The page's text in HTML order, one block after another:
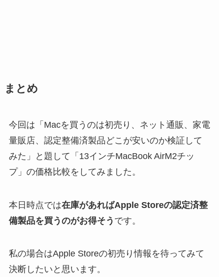
まとめ
今回は「Macを買うのは初売り、ネット通販、家電
量販店、認定整備済製品どこが安いのか検証して
みた」と題して「13インチMacBook AirM2チッ
プ」の価格比較をしてみました。
本日時点では在庫があればApple Storeの認定済整
備製品を買うのがお得そう です。
私の場合はApple Storeの初売り情報を待ってみて
決断したいと思います。